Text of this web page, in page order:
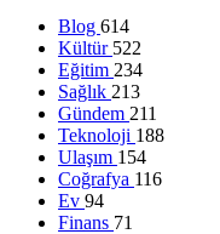
Blog 614
Kültür 522
Eğitim 234
Sağlık 213
Gündem 211
Teknoloji 188
Ulaşım 154
Coğrafya 116
Ev 94
Finans 71